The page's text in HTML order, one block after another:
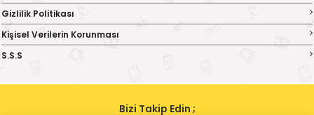
Gizlilik Politikası
Kişisel Verilerin Korunması
S.S.S
Bizi Takip Edin ;